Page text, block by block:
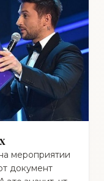
мероприятии
документ